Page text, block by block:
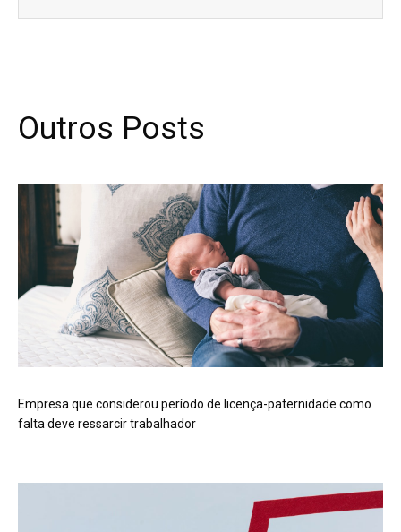
Outros Posts
Empresa que considerou período de licença-paternidade como
falta deve ressarcir trabalhador